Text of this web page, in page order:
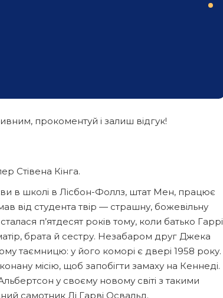
прокоментуй і залиш відгук!
Стівена Кінга.
в школі в Лісбон-Фоллз, штат Мен, працює
від студента твір — страшну, божевільну
п’ятдесят років тому, коли батько Гаррі
брата й сестру. Незабаром друг Джека
таємницю: у його коморі є двері 1958 року.
місію, щоб запобігти замаху на Кеннеді.
у своєму новому світі з такими
самотник Лі Гарві Освальд.